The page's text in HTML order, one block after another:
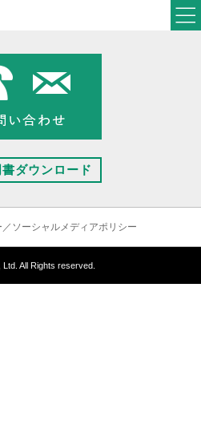
ダウンロード
ソーシャルメディアポリシー
Ltd. All Rights reserved.